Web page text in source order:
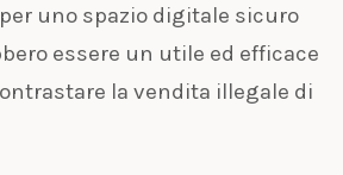
uno spazio digitale sicuro
essere un utile ed efficace
la vendita illegale di